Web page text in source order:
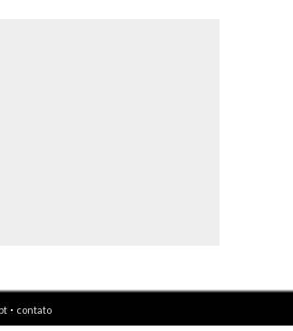
pt· contato